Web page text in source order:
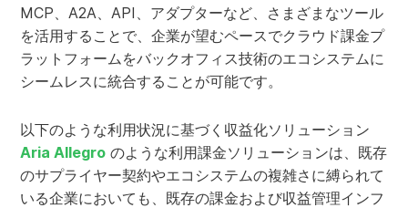
MCP、A2A、API、アダプターなど、さまざまなツール
を活用することで、企業が望むペースでクラウド課金プ
ラットフォームをバックオフィス技術のエコシステムに
シームレスに統合することが可能です。
以下のような利用状況に基づく収益化ソリューション
Aria Allegro のような利用課金ソリューションは、既存
のサプライヤー契約やエコシステムの複雑さに縛られて
いる企業においても、既存の課金および収益管理インフ